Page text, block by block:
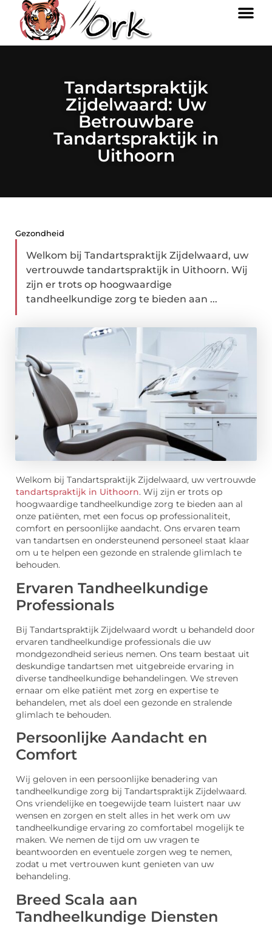
Tandartspraktijk
Zijdelwaard: Uw
Betrouwbare
Tandartspraktijk in
Uithoorn
Gezondheid
Welkom bij Tandartspraktijk Zijdelwaard, uw
vertrouwde tandartspraktijk in Uithoorn. Wij
zijn er trots op hoogwaardige
tandheelkundige zorg te bieden aan ...
Welkom bij Tandartspraktijk Zijdelwaard, uw vertrouwde
tandartspraktijk in Uithoorn. Wij zijn er trots op
hoogwaardige tandheelkundige zorg te bieden aan al
onze patiënten, met een focus op professionaliteit,
comfort en persoonlijke aandacht. Ons ervaren team
van tandartsen en ondersteunend personeel staat klaar
om u te helpen een gezonde en stralende glimlach te
behouden.
Ervaren Tandheelkundige
Professionals
Bij Tandartspraktijk Zijdelwaard wordt u behandeld door
ervaren tandheelkundige professionals die uw
mondgezondheid serieus nemen. Ons team bestaat uit
deskundige tandartsen met uitgebreide ervaring in
diverse tandheelkundige behandelingen. We streven
ernaar om elke patiënt met zorg en expertise te
behandelen, met als doel een gezonde en stralende
glimlach te behouden.
Persoonlijke Aandacht en
Comfort
Wij geloven in een persoonlijke benadering van
tandheelkundige zorg bij Tandartspraktijk Zijdelwaard.
Ons vriendelijke en toegewijde team luistert naar uw
wensen en zorgen en stelt alles in het werk om uw
tandheelkundige ervaring zo comfortabel mogelijk te
maken. We nemen de tijd om uw vragen te
beantwoorden en eventuele zorgen weg te nemen,
zodat u met vertrouwen kunt genieten van uw
behandeling.
Breed Scala aan
Tandheelkundige Diensten